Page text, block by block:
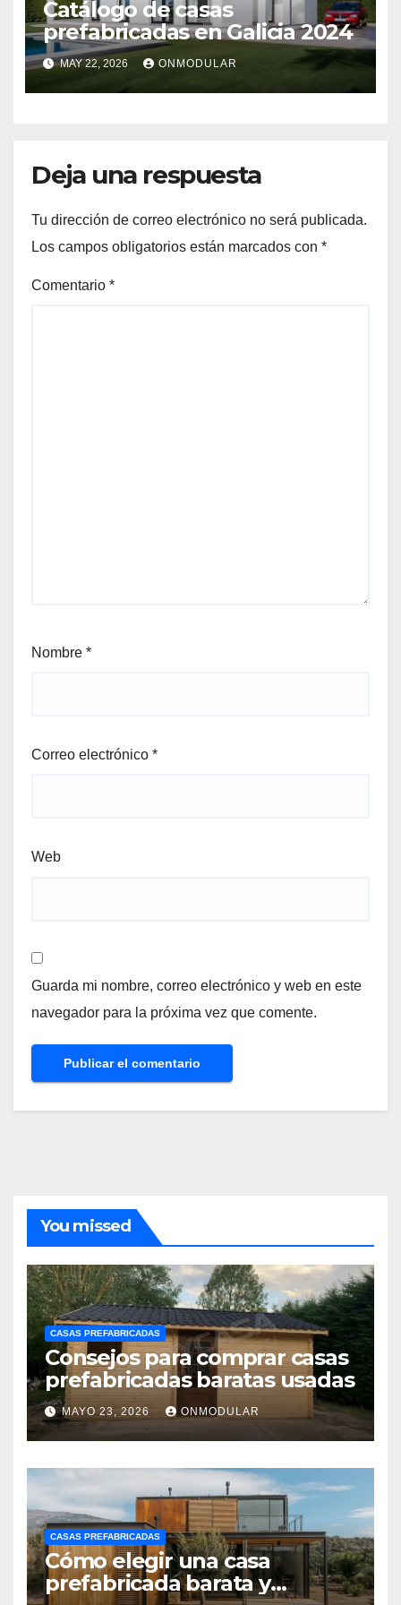
Catálogo de casas
prefabricadas en Galicia 2024
MAY 22, 2026 ONMODULAR
Deja una respuesta
Tu dirección de correo electrónico no será publicada.
Los campos obligatorios están marcados con *
Comentario *
Nombre *
Correo electrónico *
Web
Guarda mi nombre, correo electrónico y web en este
navegador para la próxima vez que comente.
You missed
CASAS PREFABRICADAS
Consejos para comprar casas
prefabricadas baratas usadas
MAYO 23, 2026 ONMODULAR
CASAS PREFABRICADAS
Cómo elegir una casa
prefabricada barata y